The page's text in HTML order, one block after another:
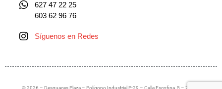
627 47 22 25
603 62 96 76
Síguenos en Redes
© 2026 – Desguaces Plaza – Polígono Industrial P-29 – Calle Escofina, 5 – 28400